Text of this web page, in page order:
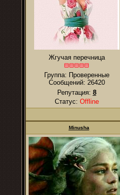
Жгучая перечница
Группа: Проверенные
Сообщений: 26420
Репутация: 8
Статус: Offline
Minusha